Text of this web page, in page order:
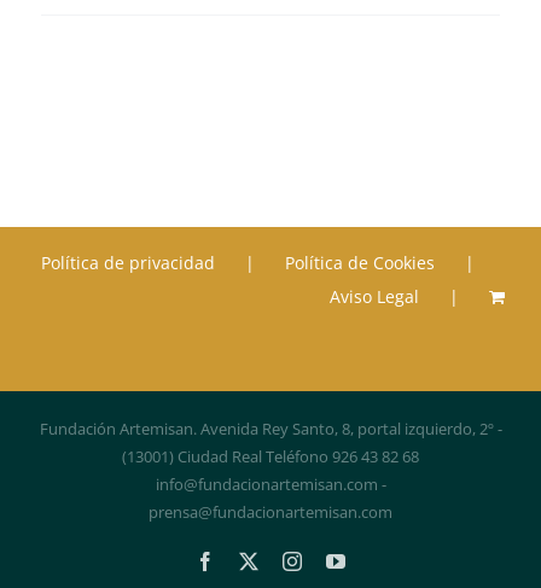
Política de privacidad
Política de Cookies
Aviso Legal
Fundación Artemisan. Avenida Rey Santo, 8, portal izquierdo, 2º -
(13001) Ciudad Real Teléfono 926 43 82 68
info@fundacionartemisan.com -
prensa@fundacionartemisan.com
Facebook InstagramYouTube